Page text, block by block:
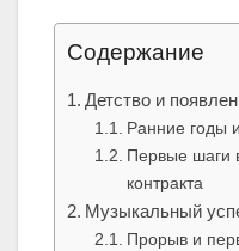
Содержание
Детство и
Ранние годы
Первые шаги
контракта
Музыкальный
Прорыв и